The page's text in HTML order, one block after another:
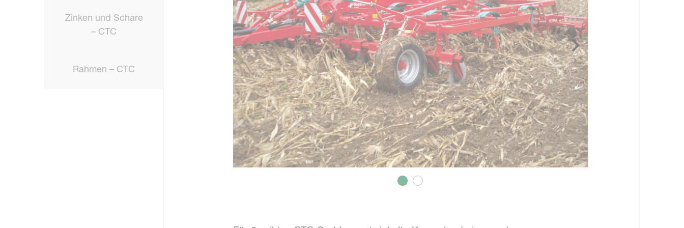
Zinken und Schare
– CTC
Rahmen – CTC